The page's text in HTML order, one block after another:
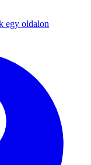
egy oldalon